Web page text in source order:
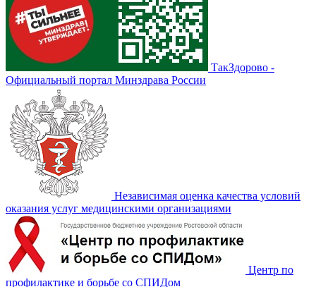
ТакЗдорово -
Официальный портал Минздрава России
Независимая оценка качества условий
оказания услуг медицинскими организациями
Центр по
профилактике и борьбе со СПИДом